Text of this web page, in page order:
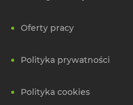
Oferty pracy
Polityka prywatności
Polityka cookies